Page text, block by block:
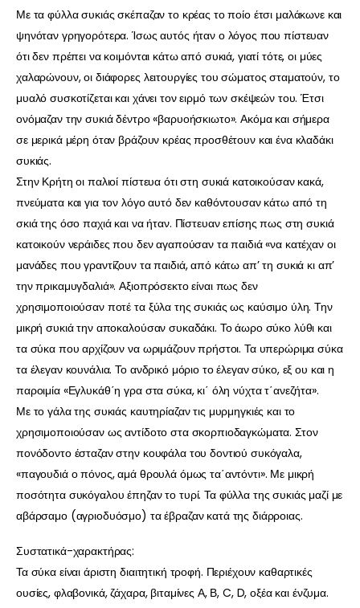
Με τα φύλλα συκιάς σκέπαζαν το κρέας το ποίο έτσι μαλάκωνε και
ψηνόταν γρηγορότερα. Ίσως αυτός ήταν ο λόγος που πίστευαν
ότι δεν πρέπει να κοιμόνται κάτω από συκιά, γιατί τότε, οι μύες
χαλαρώνουν, οι διάφορες λειτουργίες του σώματος σταματούν, το
μυαλό συσκοτίζεται και χάνει τον ειρμό των σκέψεών του. Έτσι
ονόμαζαν την συκιά δέντρο «βαρυοήσκιωτο». Ακόμα και σήμερα
σε μερικά μέρη όταν βράζουν κρέας προσθέτουν και ένα κλαδάκι
συκιάς.
Στην Κρήτη οι παλιοί πίστευα ότι στη συκιά κατοικούσαν κακά,
πνεύματα και για τον λόγο αυτό δεν καθόντουσαν κάτω από τη
σκιά της όσο παχιά και να ήταν. Πίστευαν επίσης πως στη συκιά
κατοικούν νεράιδες που δεν αγαπούσαν τα παιδιά «να κατέχαν οι
μανάδες που γραντίζουν τα παιδιά, από κάτω απ’ τη συκιά κι απ’
την πρικαμυγδαλιά». Αξιοπρόσεκτο είναι πως δεν
χρησιμοποιούσαν ποτέ τα ξύλα της συκιάς ως καύσιμο ύλη. Την
μικρή συκιά την αποκαλούσαν συκαδάκι. Το άωρο σύκο λύθι και
τα σύκα που αρχίζουν να ωριμάζουν πρήστοι. Τα υπερώριμα σύκα
τα έλεγαν κουνάλια. Το ανδρικό μόριο το έλεγαν σύκο, εξ ου και η
παροιμία «Εγλυκάθ΄η γρα στα σύκα, κι΄ όλη νύχτα τ΄ανεζήτα».
Με το γάλα της συκιάς καυτηρίαζαν τις μυρμηγκιές και το
χρησιμοποιούσαν ως αντίδοτο στα σκορπιοδαγκώματα. Στον
πονόδοντο έσταζαν στην κουφάλα του δοντιού συκόγαλα,
«παγουδιά ο πόνος, αμά θρουλά όμως τα΄αντόντι». Με μικρή
ποσότητα συκόγαλου έπηζαν το τυρί. Τα φύλλα της συκιάς μαζί με
αβάρσαμο (αγριοδυόσμο) τα έβραζαν κατά της διάρροιας.
Συστατικά-χαρακτήρας:
Τα σύκα είναι άριστη διαιτητική τροφή. Περιέχουν καθαρτικές
ουσίες, φλαβονικά, ζάχαρα, βιταμίνες Α, Β, C, D, οξέα και ένζυμα.